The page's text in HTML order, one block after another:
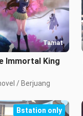
Tamat
Immortal King
/ Berjuang
Bstation only